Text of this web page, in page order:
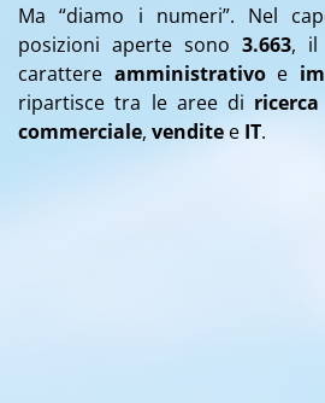
Ma “diamo i numeri”. Nel
posizioni aperte sono 3.663, il
carattere amministrativo e
ripartisce tra le aree di
commerciale, vendite e IT.